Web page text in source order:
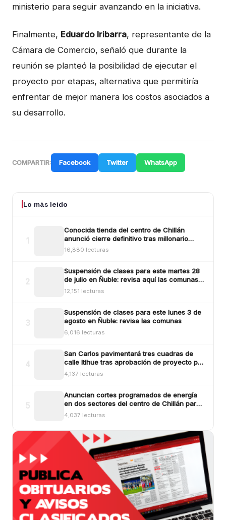
ministerio para seguir avanzando en la iniciativa.
Finalmente, Eduardo Iribarra, representante de la
Cámara de Comercio, señaló que durante la
reunión se planteó la posibilidad de ejecutar el
proyecto por etapas, alternativa que permitiría
enfrentar de mejor manera los costos asociados a
su desarrollo.
COMPARTIR: Facebook Twitter WhatsApp
Lo más leído
Conocida tienda del centro de Chillán
anunció cierre definitivo tras millonario
robo ocurrido la madrugada del reciente
lunes
16,880 lecturas
Suspensión de clases para este martes 28
de julio en Ñuble: revisa aquí las comunas y
sectores
12,151 lecturas
Suspensión de clases para este lunes 3 de
agosto en Ñuble: revisa las comunas
6,016 lecturas
San Carlos pavimentará tres cuadras de
calle Itihue tras aprobación de proyecto por
más de $554 millones
4,137 lecturas
Anuncian cortes programados de energía
en dos sectores del centro de Chillán para
este viernes
4,037 lecturas